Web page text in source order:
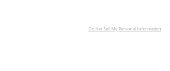
Do Not Sell My Personal Information